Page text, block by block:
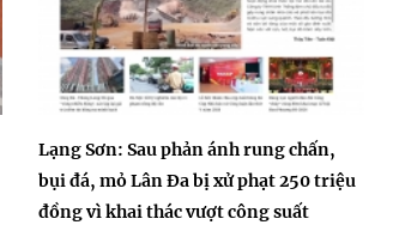
Lạng Sơn: Sau phản ánh rung chấn,
bụi đá, mỏ Lân Đa bị xử phạt 250 triệu
đồng vì khai thác vượt công suất